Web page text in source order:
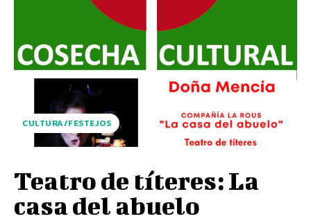
CULTURA/FESTEJOS
Teatro de títeres: La
casa del abuelo